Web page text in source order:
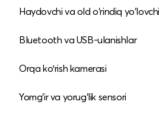
Haydovchi va old o‘rindiq
Bluetooth va USB‑ulanishlar
Orqa koʻrish kamerasi
Yomg‘ir va yorug‘lik sensori